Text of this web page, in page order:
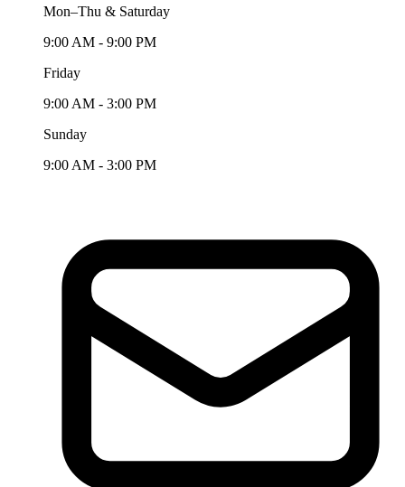
Mon–Thu & Saturday
9:00 AM - 9:00 PM
Friday
9:00 AM - 3:00 PM
Sunday
9:00 AM - 3:00 PM